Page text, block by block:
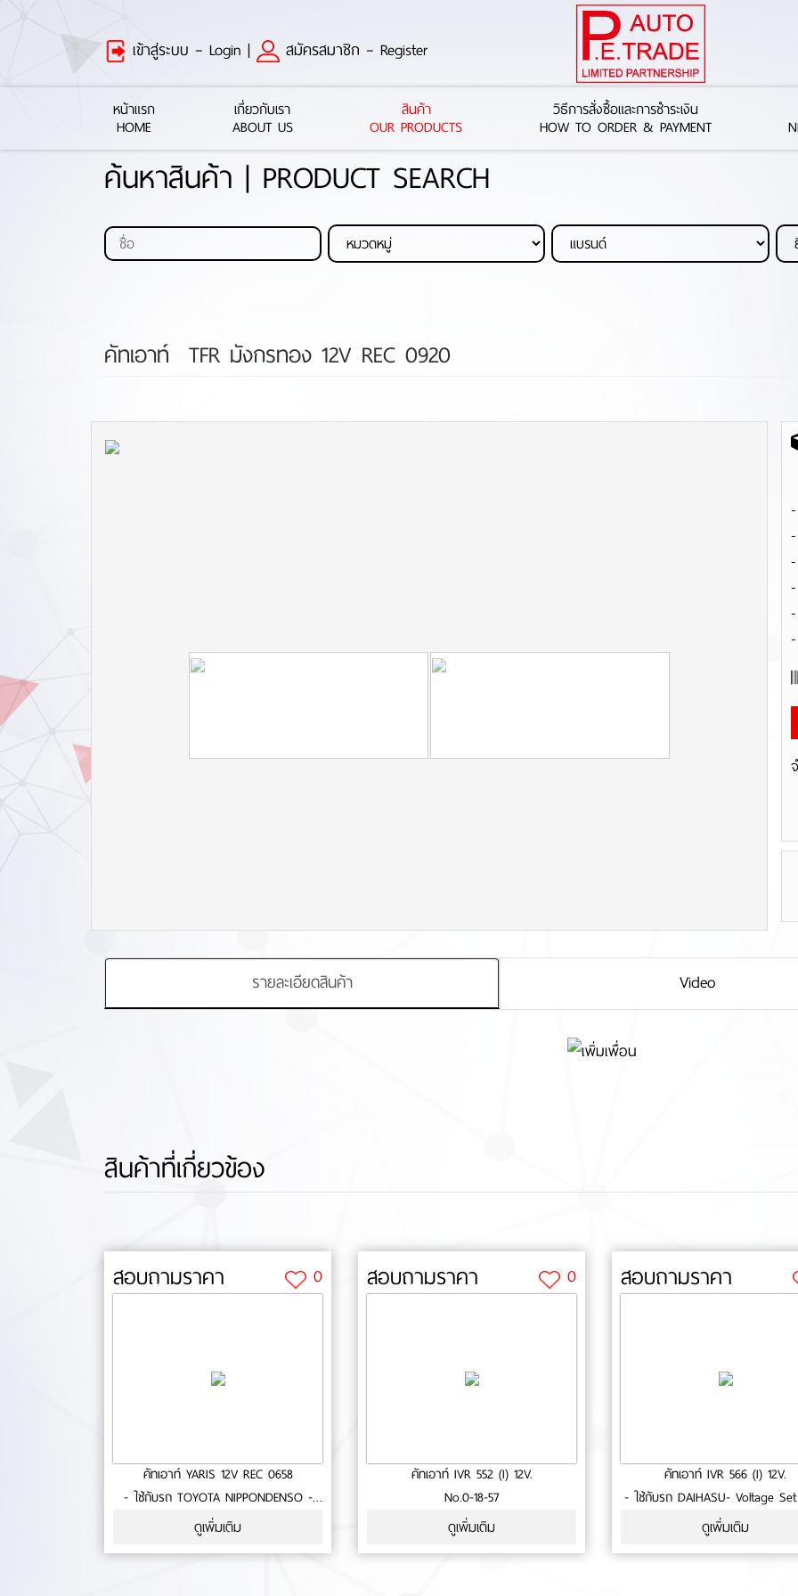
เข้าสู่ระบบ – Login | สมัครสมาชิก – Register
หน้าแรก
HOME
เกี่ยวกับเรา
ABOUT US
สินค้า
OUR PRODUCTS
วิธีการสั่งซื้อและการชำระเงิน
HOW TO ORDER & PAYMENT
ค้นหาสินค้า | PRODUCT SEARCH
คัทเอาท์ TFR มังกรทอง 12V REC 0920
รายละเอียดสินค้า Video
สินค้าที่เกี่ยวข้อง
สอบถามราคา 0
คัทเอาท์ YARIS 12V REC 0658
- ใช้กับรถ TOYOTA NIPPONDENSO -
Voltage set point 14.5 Volt- High Side
Driver- ประกัน 6 เดือน- สินค้าคุณภาพ-
ดูเพิ่มเติม
สอบถามราคา 0
คัทเอาท์ IVR 552 (I) 12V.
No.0-18-57
ดูเพิ่มเติม
สอบถามราคา
คัทเอาท์ IVR 566 (I) 12V.
- ใช้กับรถ DAIHASU- Voltage
14.5 Volt.- High Side Driver- ป
เดือน- สินค้าคุณภาพ- มาตรฐาน
ดูเพิ่มเติม